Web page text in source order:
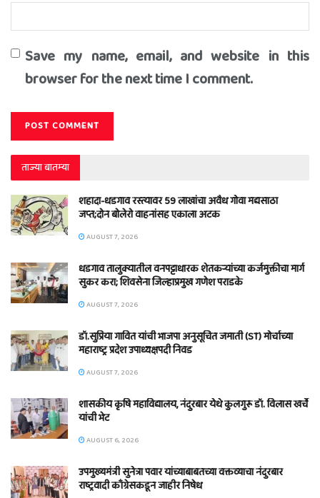
Save my name, email, and website in this
browser for the next time I comment.
ताज्या बातम्या
शहादा-धडगाव रस्त्यावर 59 लाखांचा अवैध गोवा मद्यसाठा
जप्त;दोन बोलेरो वाहनांसह एकाला अटक
AUGUST 7, 2026
धडगाव तालुक्यातील वनपट्टाधारक शेतकऱ्यांच्या कर्जमुक्तीचा मार्ग
सुकर करा; शिवसेना जिल्हाप्रमुख गणेश पराडके
AUGUST 7, 2026
डॉ.सुप्रिया गावित यांची भाजपा अनुसूचित जमाती (ST) मोर्चाच्या
महाराष्ट्र प्रदेश उपाध्यक्षपदी निवड
AUGUST 7, 2026
शासकीय कृषि महाविद्यालय, नंदुरबार येथे कुलगुरू डॉ. विलास खर्चे
यांची भेट
AUGUST 6, 2026
उपमुख्यमंत्री सुनेत्रा पवार यांच्याबाबतच्या वक्तव्याचा नंदुरबार
राष्ट्रवादी काँग्रेसकडून जाहीर निषेध